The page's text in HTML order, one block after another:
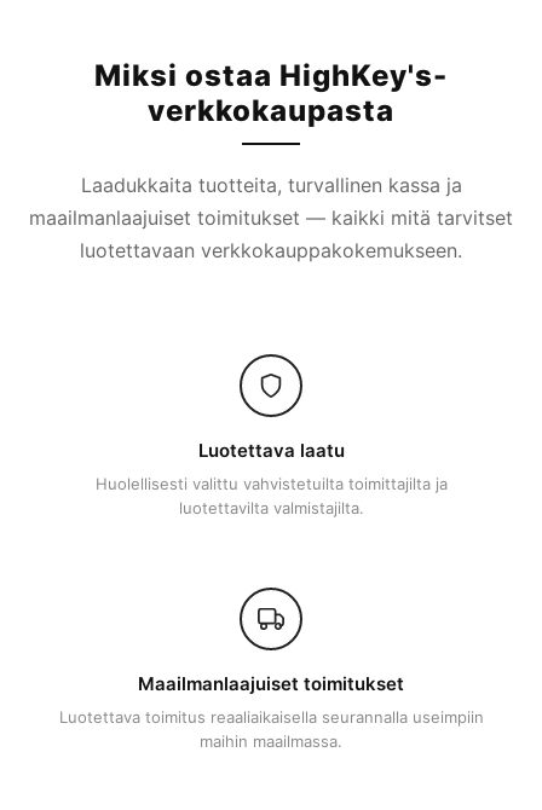
Miksi ostaa HighKey's-
verkkokaupasta
Laadukkaita tuotteita, turvallinen kassa ja
maailmanlaajuiset toimitukset — kaikki mitä tarvitset
luotettavaan verkkokauppakokemukseen.
Luotettava laatu
Huolellisesti valittu vahvistetuilta toimittajilta ja
luotettavilta valmistajilta.
Maailmanlaajuiset toimitukset
Luotettava toimitus reaaliaikaisella seurannalla useimpiin
maihin maailmassa.